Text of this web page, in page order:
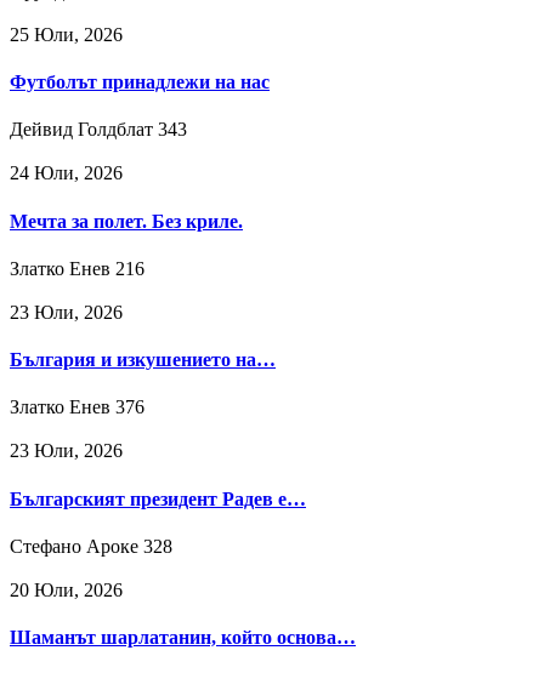
25 Юли, 2026
Футболът принадлежи на нас
Дейвид Голдблат 343
24 Юли, 2026
Мечта за полет. Без криле.
Златко Енев 216
23 Юли, 2026
България и изкушението на…
Златко Енев 376
23 Юли, 2026
Българският президент Радев е…
Стефано Ароке 328
20 Юли, 2026
Шаманът шарлатанин, който основа…